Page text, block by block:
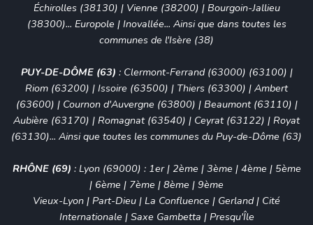
Échirolles (38130) | Vienne (38200) | Bourgoin-Jallieu
(38300)... Europole | Inovallée... Ainsi que dans toutes les
communes de l'Isère (38)
PUY-DE-DÔME (63) : Clermont-Ferrand (63000) (63100) |
Riom (63200) | Issoire (63500) | Thiers (63300) | Ambert
(63600) | Cournon d'Auvergne (63800) | Beaumont (63110) |
Aubière (63170) | Romagnat (63540) | Ceyrat (63122) | Royat
(63130)... Ainsi que toutes les communes du Puy-de-Dôme (63)
RHÔNE (69) : Lyon (69000) : 1er| 2ème | 3ème | 4ème | 5ème
| 6ème | 7ème | 8ème | 9ème
Vieux-Lyon | Part-Dieu | La Confluence | Gerland| Cité
Internationale | Saxe Gambetta | Presqu'Île